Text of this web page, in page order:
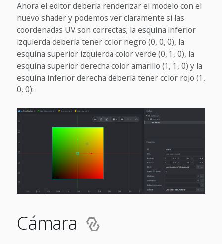
Ahora el editor debería renderizar el modelo con el
nuevo shader y podemos ver claramente si las
coordenadas UV son correctas; la esquina inferior
izquierda debería tener color negro (0, 0, 0), la
esquina superior izquierda color verde (0, 1, 0), la
esquina superior derecha color amarillo (1, 1, 0) y la
esquina inferior derecha debería tener color rojo (1,
0, 0):
Cámara